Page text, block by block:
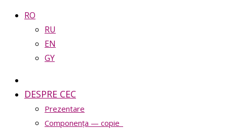
RO
RU
EN
GY
DESPRE CEC
Prezentare
Сomponența — copie_